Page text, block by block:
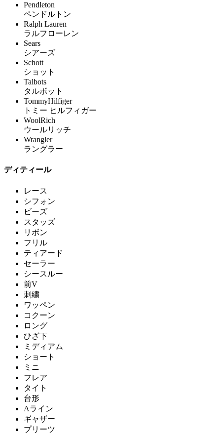
Pendleton
ペンドルトン
Ralph Lauren
ラルフローレン
Sears
シアーズ
Schott
ショット
Talbots
タルボット
TommyHilfiger
トミー ヒルフィガー
WoolRich
ウールリッチ
Wrangler
ラングラー
ディティール
レース
シフォン
ビーズ
スタッズ
リボン
フリル
ティアード
セーラー
シースルー
前V
刺繍
ワッペン
コクーン
ロング
ひざ下
ミディアム
ショート
ミニ
フレア
タイト
台形
Aライン
ギャザー
プリーツ